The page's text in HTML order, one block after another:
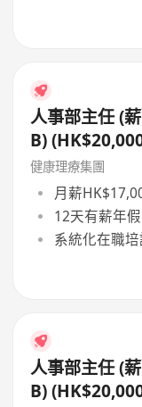
人事部主任 (
B)
健康理療集團
月薪
12天有薪年
系統化在職
人事部主任 (
B)